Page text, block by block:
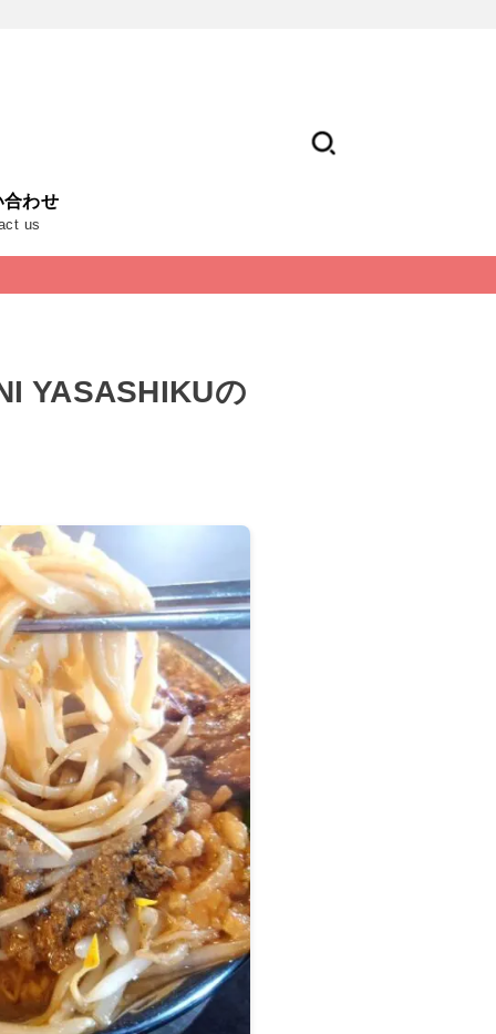
合わせ
us
YASASHIKUの